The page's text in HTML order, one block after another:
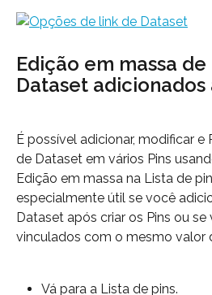
Edição em massa
Dataset adicionados
É possível adicionar, modificar
de Dataset em vários Pins
Edição em massa na Lista de
especialmente útil se você
Dataset após criar os Pins ou se
vinculados com o mesmo valor
Vá para a Lista de pins.